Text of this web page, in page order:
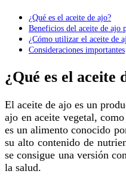
¿Qué es el aceite de ajo?
Beneficios del aceite de ajo
¿Cómo utilizar el aceite de
Consideraciones importantes
¿Qué es el aceite
El aceite de ajo es un producto que se obtiene al macerar el
ajo en aceite vegetal,
es un alimento conocido
su alto contenido de
se consigue una versión
la salud.